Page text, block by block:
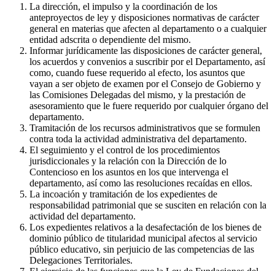
La dirección, el impulso y la coordinación de los
anteproyectos de ley y disposiciones normativas de carácter
general en materias que afecten al departamento o a cualquier
entidad adscrita o dependiente del mismo.
Informar jurídicamente las disposiciones de carácter general,
los acuerdos y convenios a suscribir por el Departamento, así
como, cuando fuese requerido al efecto, los asuntos que
vayan a ser objeto de examen por el Consejo de Gobierno y
las Comisiones Delegadas del mismo, y la prestación de
asesoramiento que le fuere requerido por cualquier órgano del
departamento.
Tramitación de los recursos administrativos que se formulen
contra toda la actividad administrativa del departamento.
El seguimiento y el control de los procedimientos
jurisdiccionales y la relación con la Dirección de lo
Contencioso en los asuntos en los que intervenga el
departamento, así como las resoluciones recaídas en ellos.
La incoación y tramitación de los expedientes de
responsabilidad patrimonial que se susciten en relación con la
actividad del departamento.
Los expedientes relativos a la desafectación de los bienes de
dominio público de titularidad municipal afectos al servicio
público educativo, sin perjuicio de las competencias de las
Delegaciones Territoriales.